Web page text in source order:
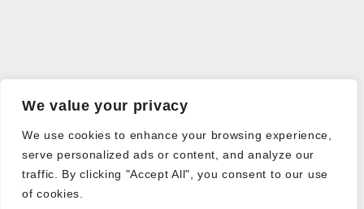
We value your privacy
We use cookies to enhance your browsing experience,
serve personalized ads or content, and analyze our
traffic. By clicking "Accept All", you consent to our use
of cookies.